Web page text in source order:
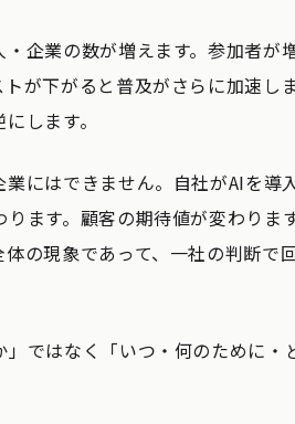
企業の数が増えます。参加者が
が下がると普及がさらに加速し
します。
にはできません。自社がAIを導
ます。顧客の期待値が変わりま
の現象であって、一社の判断で
ではなく「いつ・何のために・